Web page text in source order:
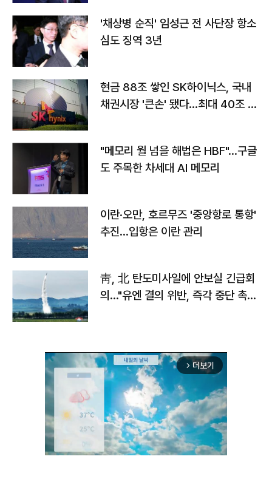
'채상병 순직' 임성근 전 사단장 항소
심도 징역 3년
현금 88조 쌓인 SK하이닉스, 국내
채권시장 '큰손' 됐다…최대 40조 투
"메모리 월 넘을 해법은 HBF"…구글
도 주목한 차세대 AI 메모리
이란·오만, 호르무즈 '중앙항로 통항'
추진…입항은 이란 관리
靑, 北 탄도미사일에 안보실 긴급회
의…"유엔 결의 위반, 즉각 중단 촉
arrow_forward_ios 더보기